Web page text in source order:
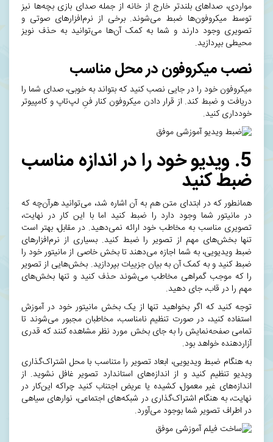
مواردی، صداهای بلندتر خارج از خانه از جمله صدای بازی بچه‌ها نیز
توسط میکروفون‌ها ضبط می‌شوند. برخی از نرم‌افزارهای صوتی و
تصویری وجود دارند و شما به کمک آن‌ها می‌توانید به حذف نویز
محیطی بپردازید.
نصب میکروفون در محل مناسب
میکروفون خود را در جایی نصب کنید که بتواند به خوبی، صدای شما را
دریافت و ضبط کند. از قرار دادن میکروفون کنار فنِ لپ‌تاپ و کامپیوتر
خودداری کنید.
5. ویدیو خود را در اندازه مناسب
ضبط کنید
همانطور که در ابتدای متن هم به آن اشاره شد، می‌توانید هر‌آن‌چه که
در مانیتور شما وجود دارد را ضبط کنید اما با این کار در نهایت،
تصویری مناسب به مخاطب خود ارائه نمی‌دهید. در مقابل، بهتر است
تنها بخش‌های مهم از تصویر را ضبط کنید. بسیاری از نرم‌افزارهای
ضبط ویدیویی، به شما اجازه می‌دهند تا بخش خاصی از مانیتور خود را
ضبط کنید و به کمک آن به بیان جزییات بپردازید. بخش‌هایی از تصویر
را که موجب گمراهی مخاطب می‌شوند حذف کنید و تنها بخش‌های
مهم را در قاب، جای دهید.
توجه کنید که اگر بخواهید تنها از یک بخش مانیتور خود در آموزش
استفاده کنید، در صورت تنظیم نامناسب،‌ مخاطبان مجبور می‌شوند تا
تمامی صفحه‌نمایش را به جای بخش مورد نظر مشاهده کنند که قدری
آزاردهنده خواهد بود.
به هنگام ضبط ویدیویی، ابعاد تصویر را متناسب با محل اشتراک‌گذاری
ویدیو تنظیم کنید و از اندازه‌های استاندارد تصویر غافل نشوید. از
اندازه‌های غیر معمول، کشیده یا عریض اجتناب کنید چراکه این‌کار در
نهایت، به هنگام اشتراک‌گذاری در شبکه‌های اجتماعی، نوارهای سیاهی
در اطراف تصویر شما بوجود می‌آورد.